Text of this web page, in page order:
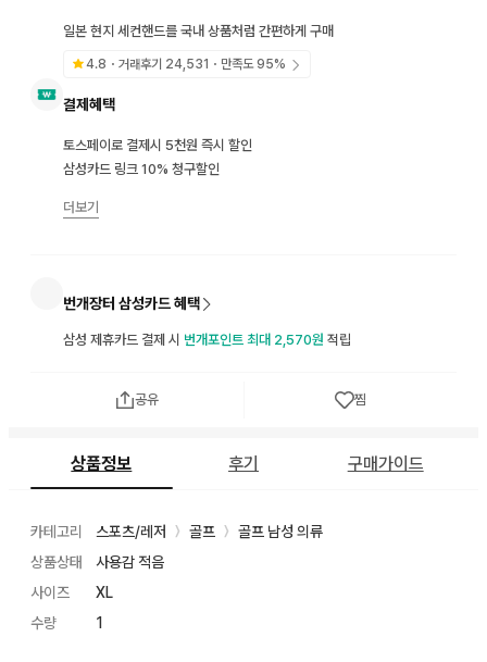
일본 현지 세컨핸드를 국내 상품처럼 간편하게 구매
4.8 ・거래후기 24,531 ・만족도95%
결제혜택
토스페이로 결제시 5천원 즉시 할인
삼성카드 링크 10% 청구할인
더보기
번개장터 삼성카드 혜택
삼성 제휴카드 결제 시 번개포인트 최대 2,570원 적립
공유 찜
상품정보 후기 구매가이드
카테고리 스포츠/레저 〉 골프 〉
골프 남성 의류
상품상태
사용감 적음
사이즈
XL
수량
1